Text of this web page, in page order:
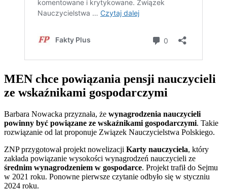
MEN chce powiązania pensji nauczycieli
ze wskaźnikami gospodarczymi
Barbara Nowacka przyznała, że wynagrodzenia nauczycieli
powinny być powiązane ze wskaźnikami gospodarczymi. Takie
rozwiązanie od lat proponuje Związek Nauczycielstwa Polskiego.
ZNP przygotował projekt nowelizacji Karty nauczyciela, który
zakłada powiązanie wysokości wynagrodzeń nauczycieli ze
średnim wynagrodzeniem w gospodarce. Projekt trafił do Sejmu
w 2021 roku. Ponowne pierwsze czytanie odbyło się w styczniu
2024 roku.